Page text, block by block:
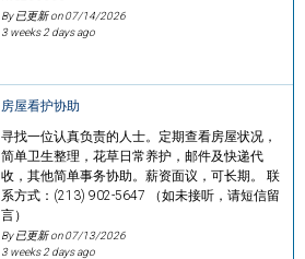
By 已更新 on07/14/2026
3 weeks 2 days ago
房屋看护协助
寻找一位认真负责的人士。定期查看房屋状况，
简单卫生整理，花草日常养护，邮件及快递代
收，其他简单事务协助。薪资面议，可长期。 联
系方式：(213) 902-5647 （如未接听，请短信留
言）
By 已更新 on07/13/2026
3 weeks 2 days ago